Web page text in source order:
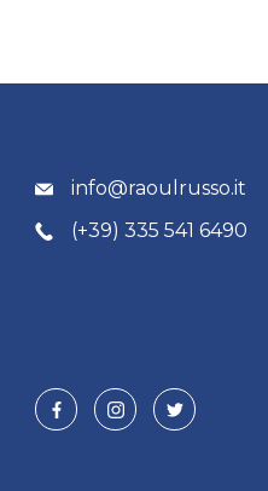
info@raoulrusso.it
(+39) 335 541 6490